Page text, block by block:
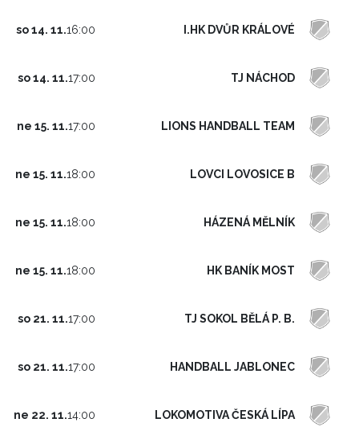
so 14. 11.16:00 I.HK DVŮR KRÁLOVÉ
so 14. 11.17:00 TJ NÁCHOD
ne 15. 11.17:00 LIONS HANDBALL TEAM
ne 15. 11.18:00 LOVCI LOVOSICE B
ne 15. 11.18:00 HÁZENÁ MĚLNÍK
ne 15. 11.18:00 HK BANÍK MOST
so 21. 11.17:00 TJ SOKOL BĚLÁ P. B.
so 21. 11.17:00 HANDBALL JABLONEC
ne 22. 11.14:00 LOKOMOTIVA ČESKÁ LÍPA